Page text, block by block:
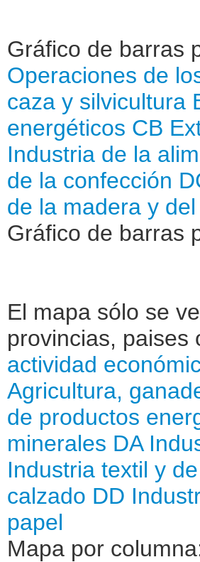
Gráfico de barras
Operaciones de
caza y silvicultura
energéticos CB
Industria de la
de la confección
de la madera y
Gráfico de barras
El mapa sólo se
provincias,
actividad
Agricultura,
de productos
minerales DA
Industria textil y
calzado DD
papel
Mapa por